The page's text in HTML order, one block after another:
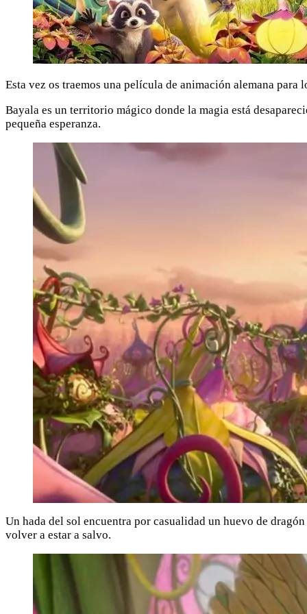
Esta vez os traemos una película de animación alemana
Bayala es un territorio mágico donde la magia está
pequeña esperanza.
Un hada del sol encuentra por casualidad un huevo de
volver a estar a salvo.